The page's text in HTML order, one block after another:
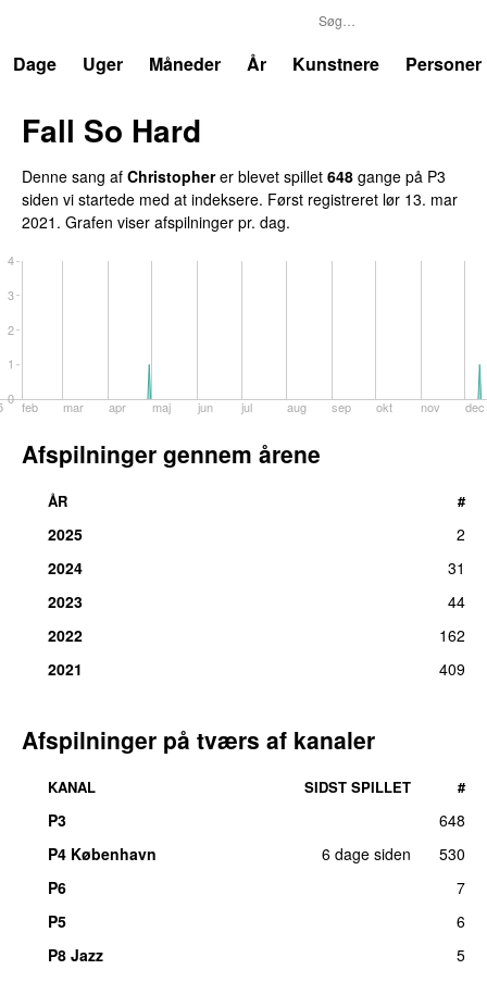
Dage
Uger Måneder År Kunstnere Personer
Fall So Hard
Denne sang af Christopherer blevet spillet 648 gange på P3
siden vi startede med at indeksere. Først registreret lør 13. mar
2021 . Grafen viser afspilninger pr. dag.
feb mar apr maj jun jul aug sep okt nov dec
0
1
2
3
4
Afspilninger gennem årene
ÅR #
2025
2
2024
31
2023
44
2022
162
2021
409
Afspilninger på tværs af kanaler
KANAL SIDST SPILLET #
P3
648
P4 København
6 dage siden
530
P6
7
P5
6
P8 Jazz
5